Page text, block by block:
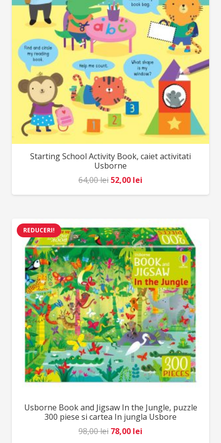
Starting School Activity Book, caiet activitati
Usborne
64,00lei Prețul
inițial
64,00 lei.
52,00 lei
curent
REDUCERI!
Usborne Book and Jigsaw In the Jungle, puzzle
300 piese si cartea In jungla Usbore
98,00lei Prețul
78,00 lei